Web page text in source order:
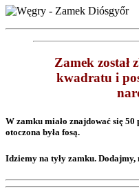
Zamek został
kwadratu i
W zamku miało znajdować się 50
otoczona była fosą.
Idziemy na tyły zamku. Dodajmy,